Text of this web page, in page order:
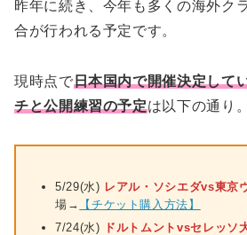
昨年に続き、今年も多くの海外ク
合が行われる予定です。
現時点で日本国内で開催決定して
チと公開練習の予定は以下の通り。
5/29(水) レアル・ソシエダvs東京
場→
【チケット購入方法】
7/24(水)
ドルトムントvsセレッソ